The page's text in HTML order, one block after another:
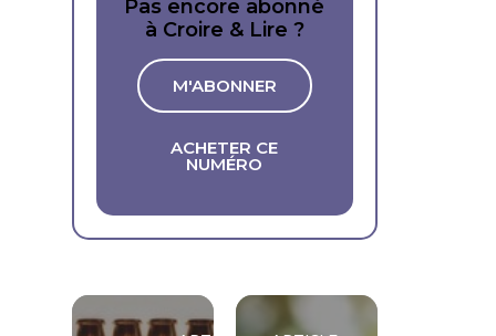
Pas encore abonné
à Croire & Lire ?
M'ABONNER
ACHETER CE
NUMÉRO